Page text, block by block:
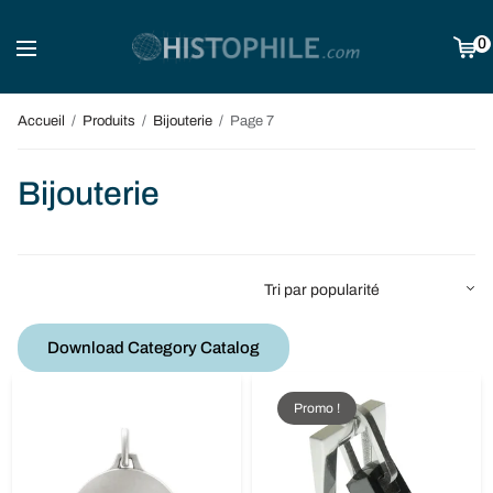
0
Accueil / Produits / Bijouterie / Page 7
Bijouterie
Download Category Catalog
Promo !